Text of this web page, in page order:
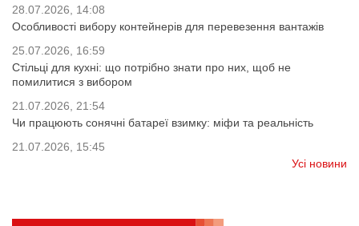
28.07.2026, 14:08
Особливості вибору контейнерів для перевезення вантажів
25.07.2026, 16:59
Стільці для кухні: що потрібно знати про них, щоб не
помилитися з вибором
21.07.2026, 21:54
Чи працюють сонячні батареї взимку: міфи та реальність
21.07.2026, 15:45
Усі новини